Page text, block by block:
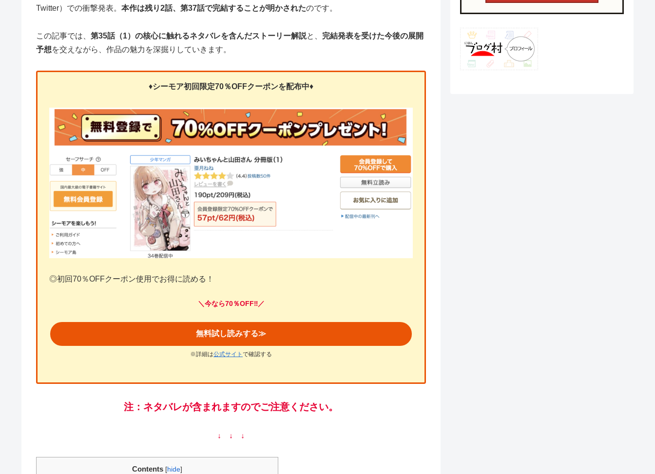
Twitter）での衝撃発表。 本作は残り2話、第37話で完結することが明かされたのです。
この記事では、 第35話（1）の核心に触れるネタバレを含んだストーリー解説と、 完結発表を受けた今後の展開
予想を交えながら、作品の魅力を深掘りしていきます。
♦シーモア初回限定70％OFFクーポンを配布中♦
◎初回70％OFFクーポン使用でお得に読める！
＼今なら70％OFF‼／
無料試し読みする≫
※詳細は公式サイト で確認する
注：ネタバレが含まれますのでご注意ください。
↓ ↓ ↓
Contents [hide]